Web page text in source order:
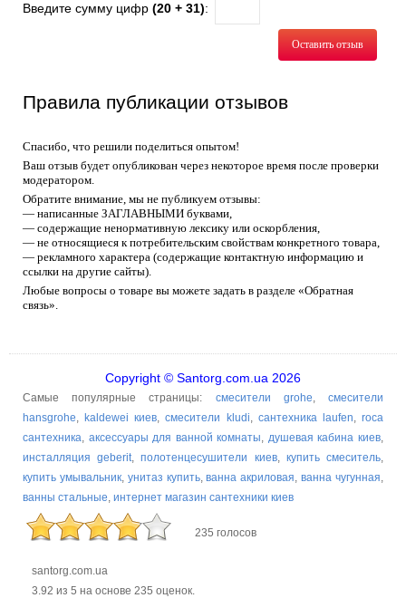
Введите сумму цифр (20 + 31):
Оставить отзыв
Правила публикации отзывов
Спасибо, что решили поделиться опытом!
Ваш отзыв будет опубликован через некоторое время после проверки
модератором.
Обратите внимание, мы не публикуем отзывы:
— написанные ЗАГЛАВНЫМИ буквами,
— содержащие ненормативную лексику или оскорбления,
— не относящиеся к потребительским свойствам конкретного товара,
— рекламного характера (содержащие контактную информацию и
ссылки на другие сайты).
Любые вопросы о товаре вы можете задать в разделе «Обратная
связь».
Copyright © Santorg.com.ua 2026
Самые популярные страницы: смесители grohe,смесители
hansgrohe, kaldewei киев,смесители kludi, сантехника laufen,roca
сантехника, аксессуары для ванной комнаты, душевая кабина киев,
инсталляция geberit,полотенцесушители киев, купить смеситель,
купить умывальник, унитаз купить,ванна акриловая,ванна чугунная,
ванны стальные, интернет магазин сантехники киев
235 голосов
santorg.com.ua
3.92 из 5 на основе 235 оценок.